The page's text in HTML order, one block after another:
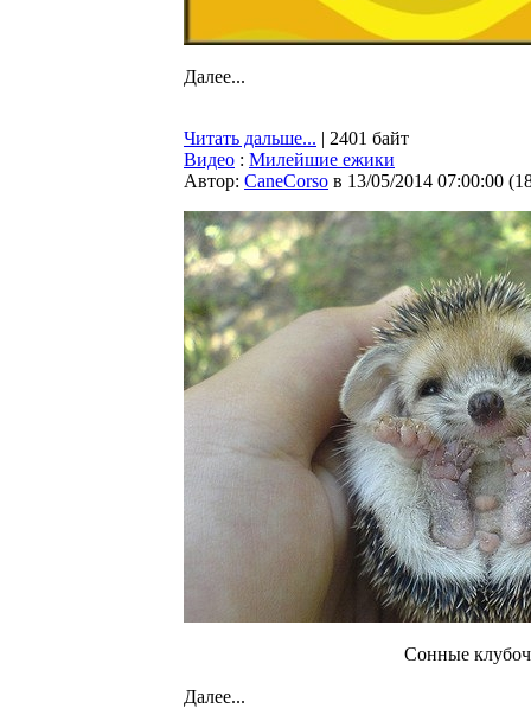
Далее...
Читать дальше... | 2401 байт
Видео : Милейшие ежики
Автор: CaneCorso в 13/05/2014 07:00:00 (
Сонные
Далее...